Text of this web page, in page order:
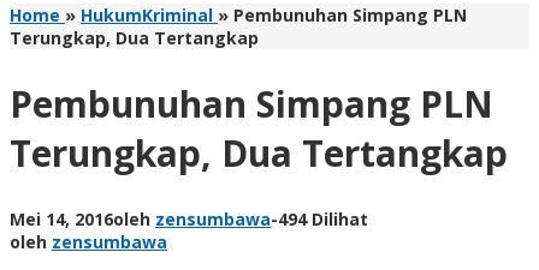
Home » HukumKriminal » Pembunuhan Simpang PLN
Terungkap, Dua Tertangkap
Pembunuhan Simpang PLN
Terungkap, Dua Tertangkap
Mei 14, 2016oleh zensumbawa-494 Dilihat
oleh zensumbawa